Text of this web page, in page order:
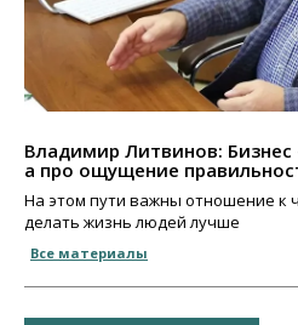
Владимир Литвинов:
а про ощущение
На этом пути важны отношение к
делать жизнь людей лучше
Все материалы